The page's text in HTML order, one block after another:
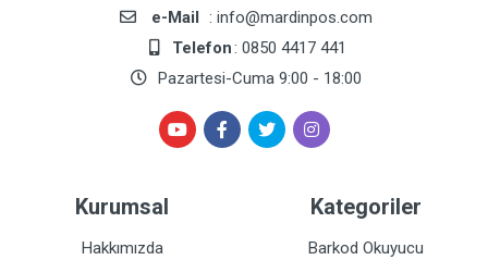
e-Mail
: info@mardinpos.com
Telefon: 0850 4417 441
Pazartesi-Cuma 9:00 - 18:00
Kurumsal
Hakkımızda
Kategoriler
Barkod Okuyucu